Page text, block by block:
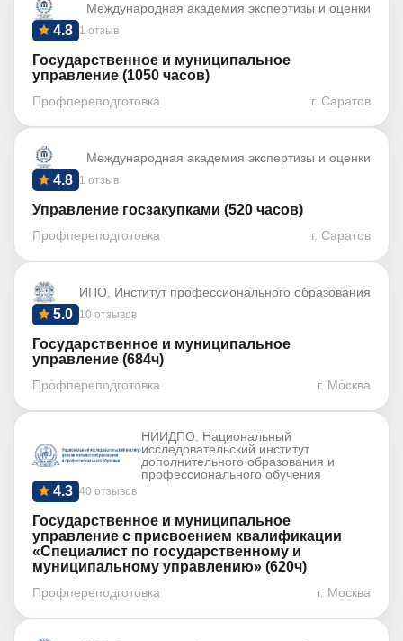
Международная академия экспертизы и оценки
1 отзыв
4.8
Государственное и муниципальное
управление (1050 часов)
Профпереподготовка г. Саратов
Международная академия экспертизы и оценки
1 отзыв
4.8
Управление госзакупками (520 часов)
Профпереподготовка г. Саратов
ИПО. Институт профессионального образования
10 отзывов
5.0
Государственное и муниципальное
управление (684ч)
Профпереподготовка г. Москва
НИИДПО. Национальный
исследовательский институт
дополнительного образования и
профессионального обучения
40 отзывов
4.3
Государственное и муниципальное
управление с присвоением квалификации
«Специалист по государственному и
муниципальному управлению» (620ч)
Профпереподготовка г. Москва